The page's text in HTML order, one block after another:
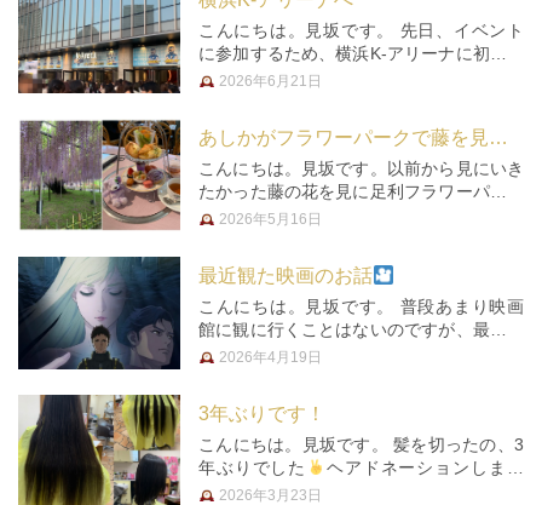
た。今は伊良部大橋が出来る前後…
こんにちは。見坂です。 先日、イベント
に参加するため、横浜K-アリーナに初めて
行きました。比較的新しいアリーナで、結
反面、行くのに遠いので埼玉で…
2026年6月21日
あしかがフラワーパークで藤を見ました。
こんにちは。見坂です。以前から見にいき
たかった藤の花を見に足利フラワーパーク
に行ってきました！ まだ携帯電話がガラ
終わってました‍年によって見ご…
2026年5月16日
最近観た映画のお話
こんにちは。見坂です。 普段あまり映画
館に観に行くことはないのですが、最近立
て続けに2本観に行きました。そのうちの1
ズで、初期の宇宙世紀の流れをく…
2026年4月19日
3年ぶりです！
こんにちは。見坂です。 髪を切ったの、3
年ぶりでした
ヘアドネーションしまし
た。 人生のほとんどをロングで過ごして
2026年3月23日